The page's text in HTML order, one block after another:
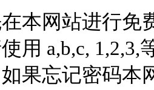
本网站进行免
用 a,b,c,
果忘记密码本